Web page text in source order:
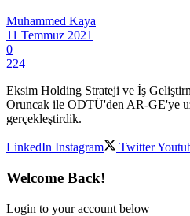
Muhammed Kaya
11 Temmuz 2021
0
224
Eksim Holding Strateji ve İş
Oruncak ile ODTÜ'den AR-GE'ye
gerçekleştirdik.
LinkedIn Instagram Twitter
Welcome Back!
Login to your account below